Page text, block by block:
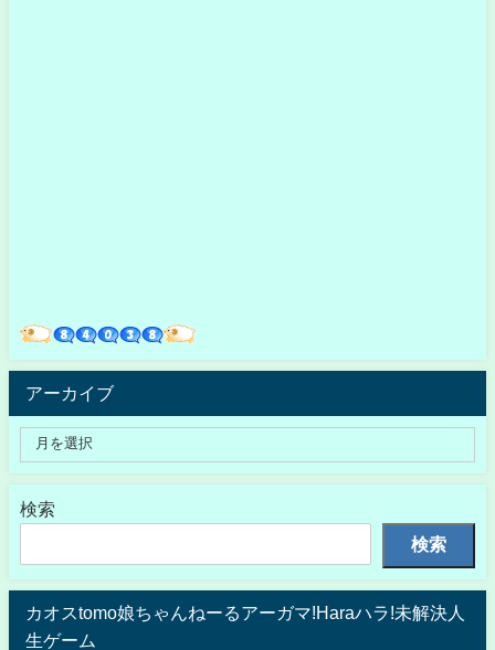
アーカイブ
検索
検索
カオスtomo娘ちゃんねーるアーガマ!Haraハラ!未解決人
生ゲーム